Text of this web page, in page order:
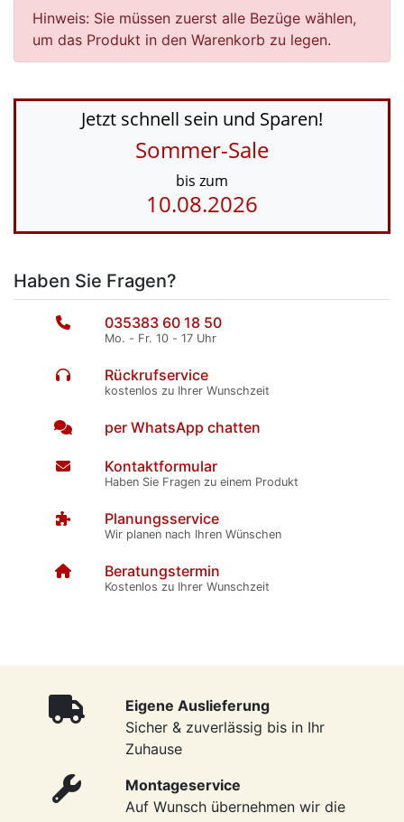
Hinweis: Sie müssen zuerst alle Bezüge wählen,
um das Produkt in den Warenkorb zu legen.
Jetzt schnell sein und Sparen!
Sommer-Sale
bis zum
10.08.2026
Haben Sie Fragen?
035383 60 18 50
Mo. - Fr. 10 - 17 Uhr
Rückrufservice
kostenlos zu Ihrer Wunschzeit
per WhatsApp chatten
Kontaktformular
Haben Sie Fragen zu einem Produkt
Planungsservice
Wir planen nach Ihren Wünschen
Beratungstermin
Kostenlos zu Ihrer Wunschzeit
Eigene Auslieferung
Sicher & zuverlässig bis in Ihr
Zuhause
Montageservice
Auf Wunsch übernehmen wir die